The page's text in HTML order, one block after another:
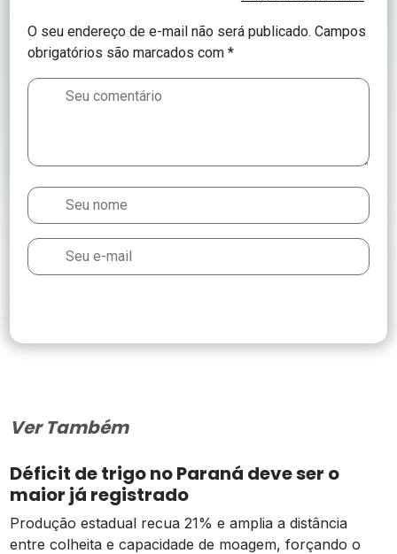
O seu endereço de e-mail não será publicado. Campos
obrigatórios são marcados com*
Ver Também
Déficit de trigo no Paraná deve ser o
maior já registrado
Produção estadual recua 21% e amplia a distância
entre colheita e capacidade de moagem, forçando o